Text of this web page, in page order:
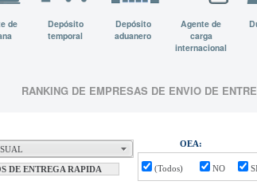
de
Depósito
temporal
Depósito
aduanero
Agente de
carga
internacional
RANKING DE EMPRESAS DE ENVIO DE